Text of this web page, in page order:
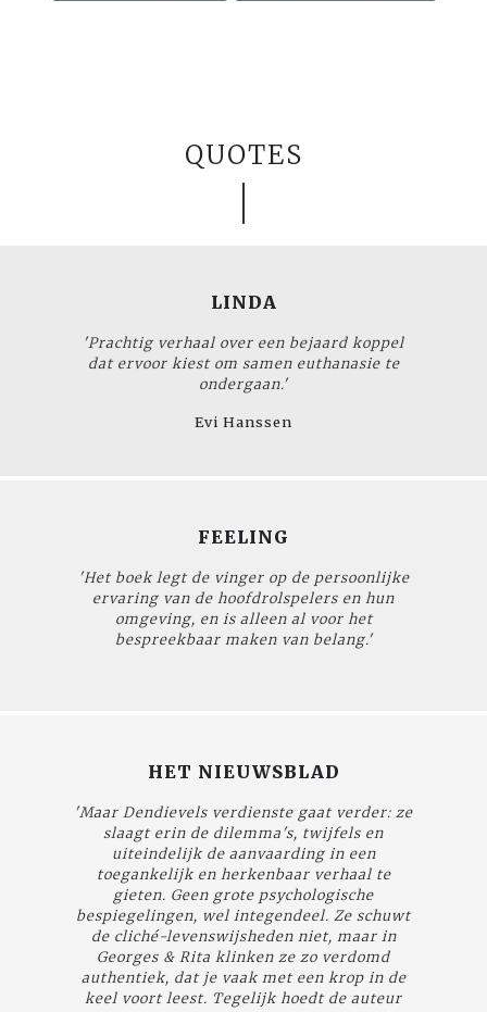
QUOTES
LINDA
'Prachtig verhaal over een bejaard koppel
dat ervoor kiest om samen euthanasie te
ondergaan.'
Evi Hanssen
FEELING
'Het boek legt de vinger op de persoonlijke
ervaring van de hoofdrolspelers en hun
omgeving, en is alleen al voor het
bespreekbaar maken van belang.'
HET NIEUWSBLAD
'Maar Dendievels verdienste gaat verder: ze
slaagt erin de dilemma's, twijfels en
uiteindelijk de aanvaarding in een
toegankelijk en herkenbaar verhaal te
gieten. Geen grote psychologische
bespiegelingen, wel integendeel. Ze schuwt
de cliché-levenswijsheden niet, maar in
Georges & Rita klinken ze zo verdomd
authentiek, dat je vaak met een krop in de
keel voort leest. Tegelijk hoedt de auteur